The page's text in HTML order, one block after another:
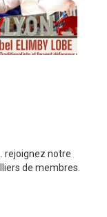
rejoignez notre
de membres.